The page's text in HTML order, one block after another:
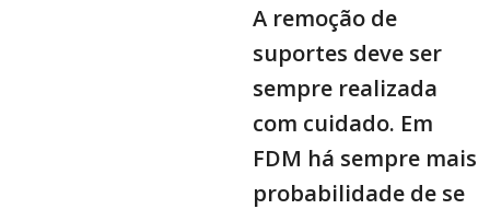
A remoção de
suportes deve ser
sempre realizada
com cuidado. Em
FDM há sempre mais
probabilidade de se